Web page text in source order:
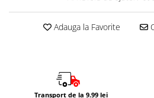
Adauga la Favorite
Transport de la 9.99 lei